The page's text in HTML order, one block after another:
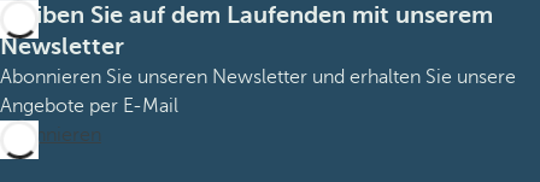
Bleiben Sie auf dem Laufenden mit unserem
Newsletter
Abonnieren Sie unseren Newsletter und erhalten Sie unsere
Angebote per E-Mail
Abonnieren